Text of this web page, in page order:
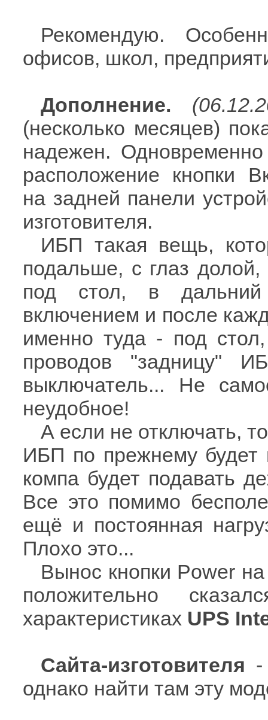
Рекомендую.
офисов, школ,
Дополнение.
(несколько месяцев)
надежен.
расположение кнопки
на задней панели
изготовителя.
ИБП такая вещь,
подальше, с глаз
под стол, в
включением и после
именно туда - под
проводов "задницу"
выключатель... Не
неудобное!
А если не отключать,
ИБП по прежнему будет
компа будет подавать
Все это помимо
ещё и постоянная
Плохо это...
Вынос кнопки Power
положительно
характеристиках UPS
Сайта-изготовителя
однако найти там эту